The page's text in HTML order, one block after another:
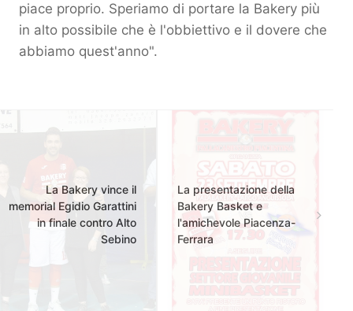
piace proprio. Speriamo di portare la Bakery più
in alto possibile che è l'obbiettivo e il dovere che
abbiamo quest'anno".
La Bakery vince il
memorial Egidio Garattini
in finale contro Alto
Sebino
La presentazione della
Bakery Basket e
l'amichevole Piacenza-
Ferrara